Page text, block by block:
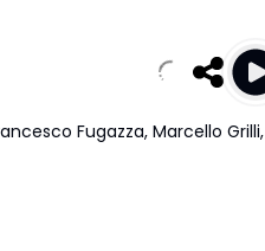
Fugazza, Marcello Grilli,